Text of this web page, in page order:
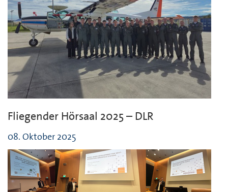
Fliegender Hörsaal 2025 – DLR
08. Oktober 2025